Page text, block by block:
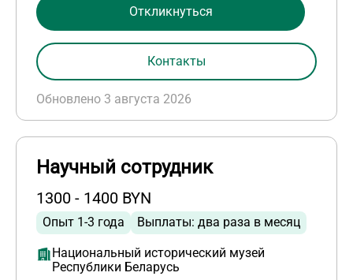
Обновлено 3 августа 2026
Откликнуться
Контакты
Научный сотрудник
1300 - 1400 BYN
Опыт 1-3 года Выплаты: два раза в месяц
Национальный исторический музей
Республики Беларусь